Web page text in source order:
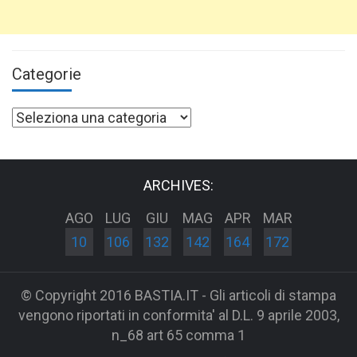
Categorie
Categorie
ARCHIVES:
AGO
10
LUG
106
GIU
132
MAG
142
APR
164
MAR
172
© Copyright 2016 BASTIA.IT - Gli articoli di stampa
vengono riportati in conformita' al D.L. 9 aprile 2003,
n_68 art 65 comma 1